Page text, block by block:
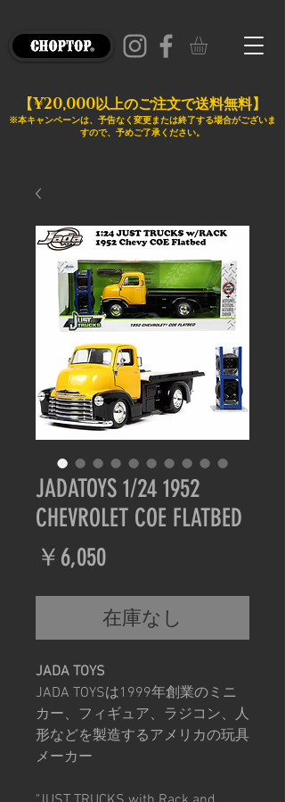
【¥20,000以上のご注文で送料無料】
※本キャンペーンは、予告なく変更または終了する場合がございま
すので、予めご了承ください。
JADATOYS 1/24 1952
CHEVROLET COE FLATBED
￥6,050価
格
在庫なし
JADA TOYS
JADA TOYSは1999年創業のミニ
カー、フィギュア、ラジコン、人
形などを製造するアメリカの玩具
メーカー